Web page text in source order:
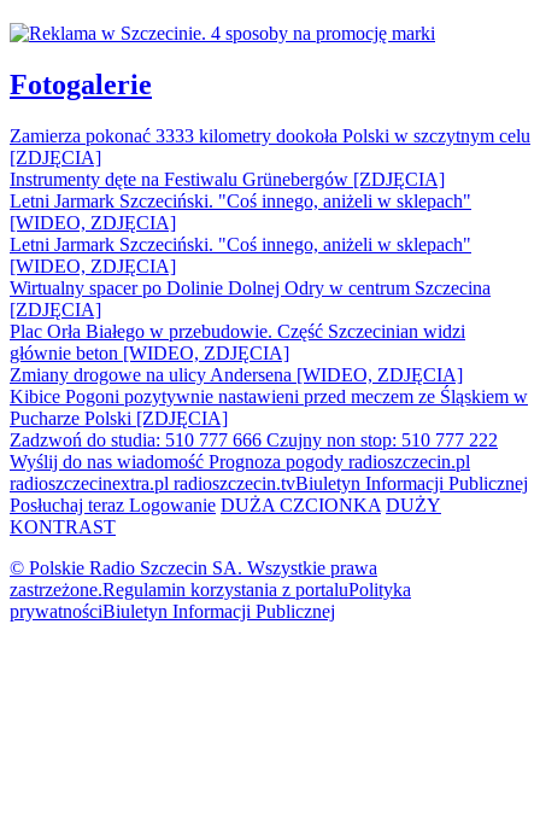
Fotogalerie
Zamierza pokonać 3333 kilometry dookoła Polski w szczytnym celu
[ZDJĘCIA]
Instrumenty dęte na Festiwalu Grünebergów [ZDJĘCIA]
Letni Jarmark Szczeciński. "Coś innego, aniżeli w sklepach"
[WIDEO, ZDJĘCIA]
Letni Jarmark Szczeciński. "Coś innego, aniżeli w sklepach"
[WIDEO, ZDJĘCIA]
Wirtualny spacer po Dolinie Dolnej Odry w centrum Szczecina
[ZDJĘCIA]
Plac Orła Białego w przebudowie. Część Szczecinian widzi
głównie beton [WIDEO, ZDJĘCIA]
Zmiany drogowe na ulicy Andersena [WIDEO, ZDJĘCIA]
Kibice Pogoni pozytywnie nastawieni przed meczem ze Śląskiem w
Pucharze Polski [ZDJĘCIA]
Zadzwoń do studia: 510 777 666 Czujny non stop: 510 777 222
Wyślij do nas wiadomość Prognoza pogody radioszczecin.pl
radioszczecinextra.pl radioszczecin.tvBiuletyn Informacji Publicznej
Posłuchaj teraz Logowanie DUŻA CZCIONKA DUŻY
KONTRAST
© Polskie Radio Szczecin SA. Wszystkie prawa
zastrzeżone.Regulamin korzystania z portaluPolityka
prywatnościBiuletyn Informacji Publicznej